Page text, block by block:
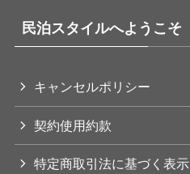
民泊スタイルへようこそ
キャンセルポリシー
契約使用約款
特定商取引法に基づく表示